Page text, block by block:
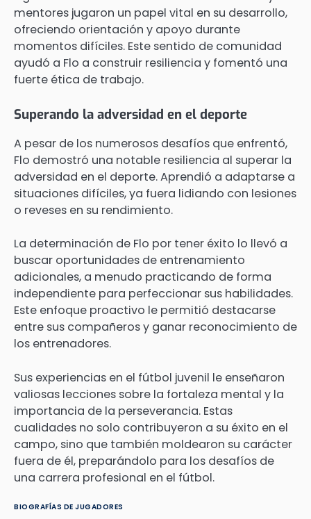
mentores jugaron un papel vital en su desarrollo,
ofreciendo orientación y apoyo durante
momentos difíciles. Este sentido de comunidad
ayudó a Flo a construir resiliencia y fomentó una
fuerte ética de trabajo.
Superando la adversidad en el deporte
A pesar de los numerosos desafíos que enfrentó,
Flo demostró una notable resiliencia al superar la
adversidad en el deporte. Aprendió a adaptarse a
situaciones difíciles, ya fuera lidiando con lesiones
o reveses en su rendimiento.
La determinación de Flo por tener éxito lo llevó a
buscar oportunidades de entrenamiento
adicionales, a menudo practicando de forma
independiente para perfeccionar sus habilidades.
Este enfoque proactivo le permitió destacarse
entre sus compañeros y ganar reconocimiento de
los entrenadores.
Sus experiencias en el fútbol juvenil le enseñaron
valiosas lecciones sobre la fortaleza mental y la
importancia de la perseverancia. Estas
cualidades no solo contribuyeron a su éxito en el
campo, sino que también moldearon su carácter
fuera de él, preparándolo para los desafíos de
una carrera profesional en el fútbol.
BIOGRAFÍAS DE JUGADORES